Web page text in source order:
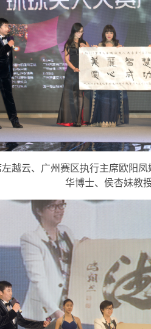
越云、广州赛区执行主席欧阳
华博士、侯杏妹教